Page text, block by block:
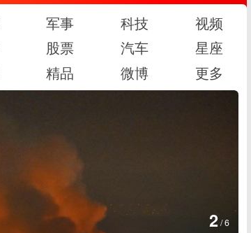
军事 科技
视频
股票 汽车
星座
精品 微博 更多
2 /6